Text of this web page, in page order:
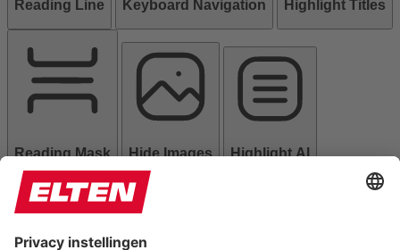
Reading Line Keyboard Navigation Highlight Titles
Reading Mask Hide Images Highlight Al